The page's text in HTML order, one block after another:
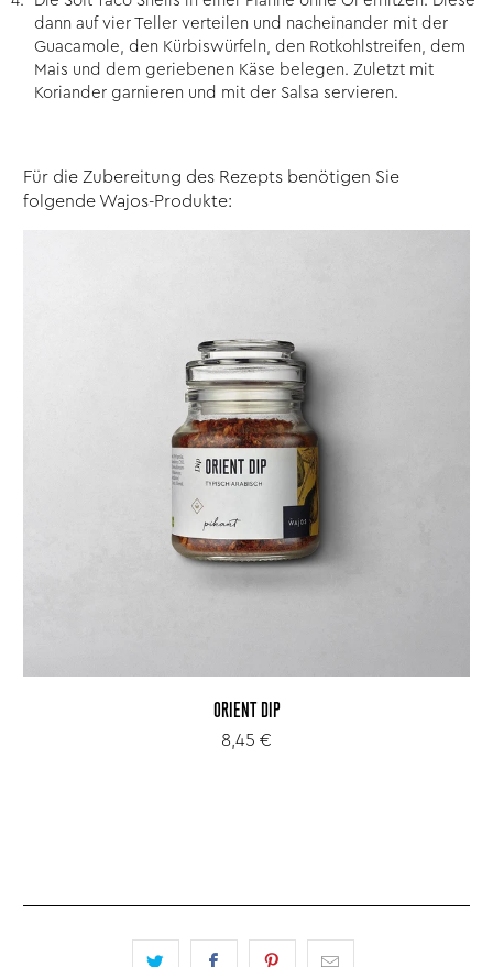
dann auf vier Teller verteilen und nacheinander mit der
Guacamole, den Kürbiswürfeln, den Rotkohlstreifen, dem
Mais und dem geriebenen Käse belegen. Zuletzt mit
Koriander garnieren und mit der Salsa servieren.
Für die Zubereitung des Rezepts benötigen Sie
folgende Wajos-Produkte:
ORIENT DIP
8,45 €